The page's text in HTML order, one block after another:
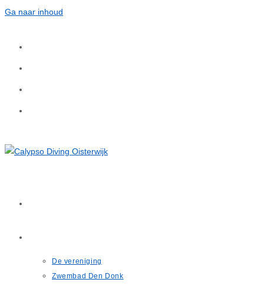
Ga naar inhoud
De vereniging
Zwembad Den Donk